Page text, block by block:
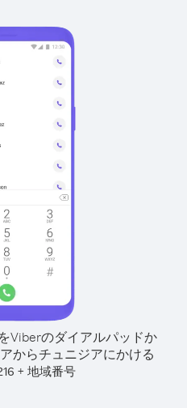
Viberのダイアルパッドか
からチュニジアにかける
+ 地域番号